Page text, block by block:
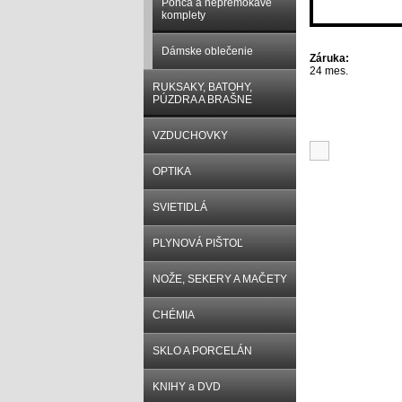
Ponča a nepremokavé
komplety
Dámske oblečenie
RUKSAKY, BATOHY,
PÚZDRA A BRAŠNE
VZDUCHOVKY
OPTIKA
SVIETIDLÁ
PLYNOVÁ PIŠTOĽ
NOŽE, SEKERY A MAČETY
CHÉMIA
SKLO A PORCELÁN
KNIHY a DVD
Záruka:
24 mes.